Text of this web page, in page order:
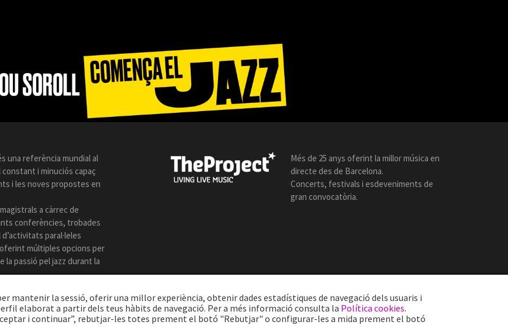
una referència mundial al
i minuciós capaç
i les noves propostes en
a càrrec de
conferències, trobades
paral·leles
múltiples opcions per
la passió pel jazz durant la
Més de 25 anys oferint la millor música en
directe des de Barcelona.
Concerts, festivals i esdeveniments de
gran convocatòria.
mantenir la sessió, oferir una millor experiència, obtenir dades estadístiques de navegació dels usuaris i
elaborat a partir dels teus hàbits de navegació. Per a més informació consulta la Política cookies.
i continuar”, rebutjar-les totes prement el botó "Rebutjar" o configurar-les a mida prement el botó